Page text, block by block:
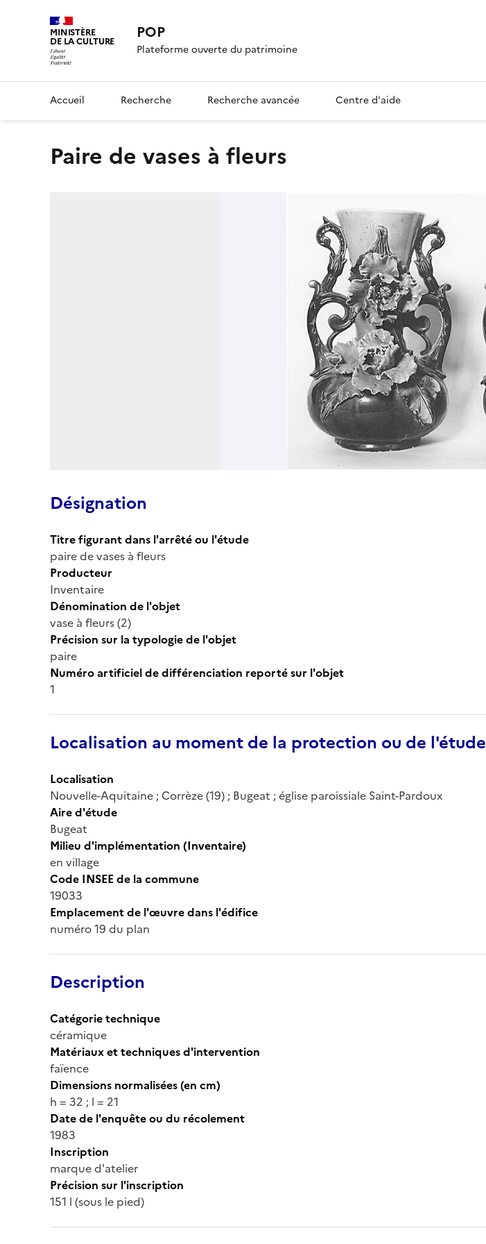
MINISTÈRE
DE LA CULTURE POP
Plateforme ouverte du patrimoine
Accueil Recherche Recherche avancée Centre d'aide
paire de vases à fleurs
Désignation
Titre figurant dans l'arrêté ou l'étude
paire de vases à fleurs
Producteur
Inventaire
Dénomination de l'objet
vase à fleurs (2)
Précision sur la typologie de l'objet
paire
Numéro artificiel de différenciation reporté sur l'objet
1
Localisation au moment de la protection ou de l'étude
Localisation
Nouvelle-Aquitaine ; Corrèze (19) ; Bugeat ; église paroissiale Saint-Pardoux
Aire d'étude
Bugeat
Milieu d'implémentation (Inventaire)
en village
Code INSEE de la commune
19033
Emplacement de l'œuvre dans l'édifice
numéro 19 du plan
Description
Catégorie technique
céramique
Matériaux et techniques d'intervention
faïence
Dimensions normalisées (en cm)
h = 32 ; l = 21
Date de l'enquête ou du récolement
1983
Inscription
marque d'atelier
Précision sur l'inscription
151 l (sous le pied)